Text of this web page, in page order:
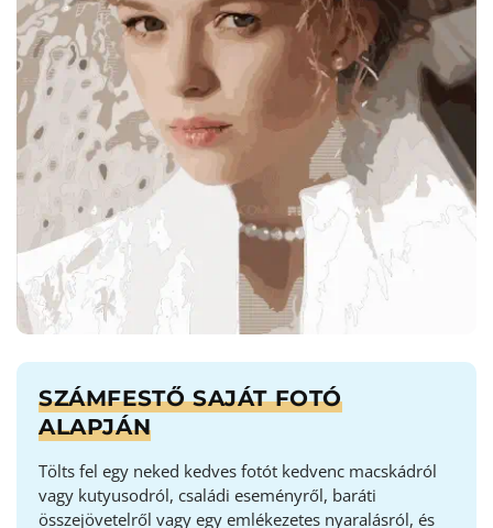
SZÁMFESTŐ SAJÁT FOTÓ
ALAPJÁN
Tölts fel egy neked kedves fotót kedvenc macskádról
vagy kutyusodról, családi eseményről, baráti
összejövetelről vagy egy emlékezetes nyaralásról, és